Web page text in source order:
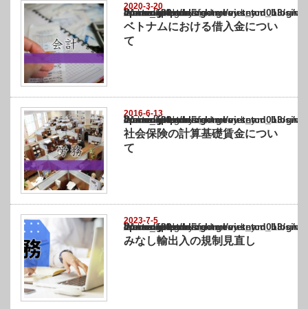
2020-3-20
Warning
: Undefined array key "show_category" in
/home/netst/kuno-cpa.co.jp/public_html/vietnam_blog/wp-content/themes/
on line183
ベトナムにおける借入金につい
て
2016-6-13
Warning
: Undefined array key "show_category" in
/home/netst/kuno-cpa.co.jp/public_html/vietnam_blog/wp-content/themes/
on line183
社会保険の計算基礎賃金につい
て
2023-7-5
Warning
: Undefined array key "show_category" in
/home/netst/kuno-cpa.co.jp/public_html/vietnam_blog/wp-content/themes/
on line183
みなし輸出入の規制見直し